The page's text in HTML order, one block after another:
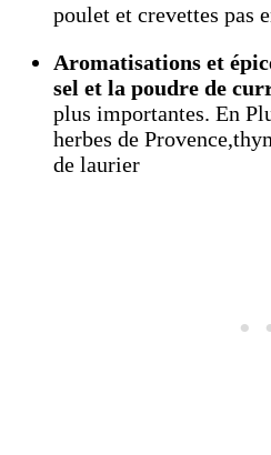
poulet et crevettes pas
Aromatisations et
sel et la poudre de
plus importantes. En
herbes de
de laurier